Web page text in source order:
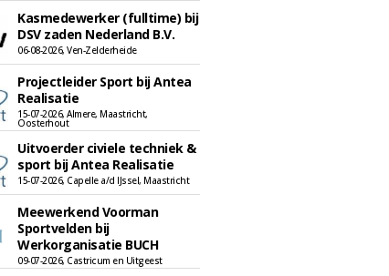
Kasmedewerker (fulltime) bij
DSV zaden Nederland B.V.
06-08-2026, Ven-Zelderheide
Projectleider Sport bij Antea
Realisatie
15-07-2026, Almere, Maastricht,
Oosterhout
Uitvoerder civiele techniek &
sport bij Antea Realisatie
15-07-2026, Capelle a/d IJssel, Maastricht
Meewerkend Voorman
Sportvelden bij
Werkorganisatie BUCH
09-07-2026, Castricum en Uitgeest